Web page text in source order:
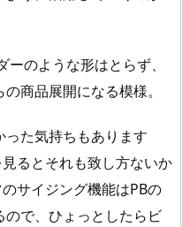
のような形はとらず、
の商品展開になる模様。
た気持ちもあります
るとそれも致し方ないか
サイジング機能はPBの
で、ひょっとしたらビ